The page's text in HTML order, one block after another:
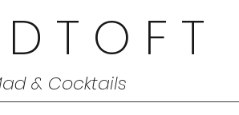
T O F T
& Cocktails